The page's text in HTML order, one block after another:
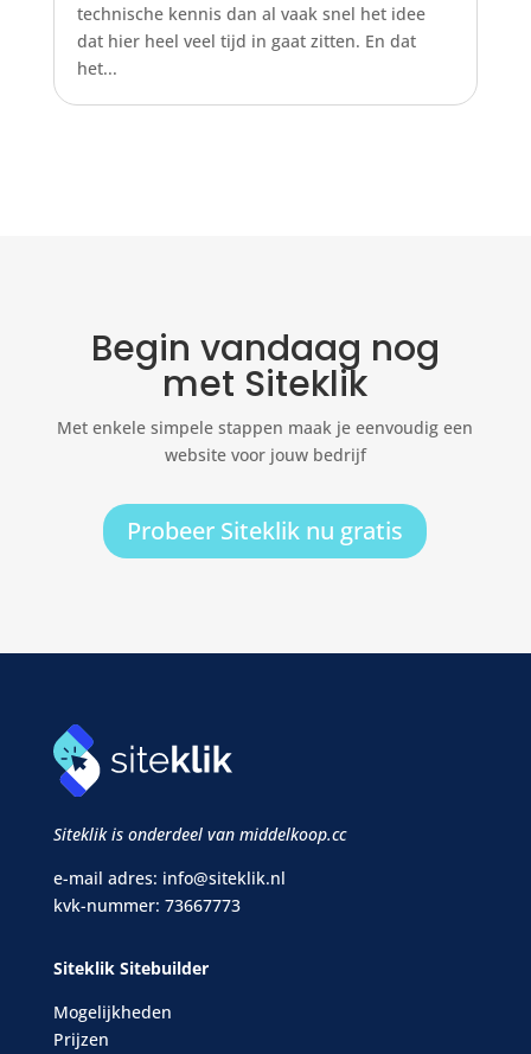
technische kennis dan al vaak snel het idee
dat hier heel veel tijd in gaat zitten. En dat
het...
Begin vandaag nog
met Siteklik
Met enkele simpele stappen maak je eenvoudig een
website voor jouw bedrijf
Probeer Siteklik nu gratis
Siteklik is onderdeel van middelkoop.cc
e-mail adres: info@siteklik.nl
kvk-nummer: 73667773
Siteklik Sitebuilder
Mogelijkheden
Prijzen